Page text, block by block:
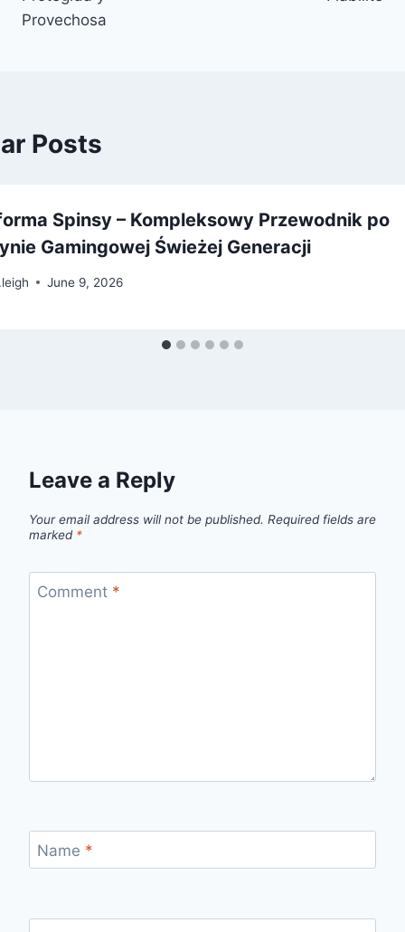
Provechosa
Posts
Spinsy – Kompleksowy Przewodnik po
Gamingowej Świeżej Generacji
June 9, 2026
Leave a Reply
Your email address will not be published. Required fields are
marked *
Comment *
Name *